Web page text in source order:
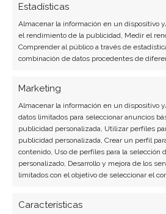
Estadísticas
Almacenar la información en un dispositivo
el rendimiento de la publicidad, Medir el
Comprender al público a través de
combinación de datos procedentes de
Marketing
Almacenar la información en un dispositivo
datos limitados para seleccionar anuncios
publicidad personalizada, Utilizar perfiles
publicidad personalizada, Crear un perfil
contenido, Uso de perfiles para la selección
personalizado, Desarrollo y mejora de los
limitados con el objetivo de seleccionar el
Características